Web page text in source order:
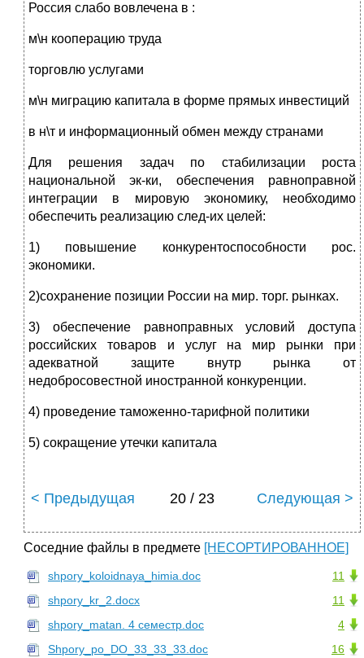
Россия слабо вовлечена в :
м\н кооперацию труда
торговлю услугами
м\н миграцию капитала в форме прямых инвестиций
в н\т и информационный обмен между странами
Для решения задач по стабилизации роста
национальной эк-ки, обеспечения равноправной
интеграции в мировую экономику, необходимо
обеспечить реализацию след-их целей:
1) повышение конкурентоспособности рос.
экономики.
2)сохранение позиции России на мир. торг. рынках.
3) обеспечение равноправных условий доступа
российских товаров и услуг на мир рынки при
адекватной защите внутр рынка от
недобросовестной иностранной конкуренции.
4) проведение таможенно-тарифной политики
5) сокращение утечки капитала
< Предыдущая 20 / 23 Следующая >
Соседние файлы в предмете [НЕСОРТИРОВАННОЕ]
11
shpory_koloidnaya_himia.doc
11
shpory_kr_2.docx
4
shpory_matan. 4 семестр.doc
16
Shpory_po_DO_33_33_33.doc